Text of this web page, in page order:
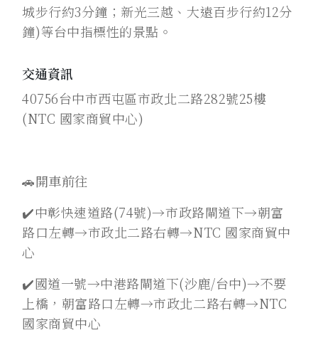
城步行約3分鐘；新光三越、大遠百步行約12分
鐘)等台中指標性的景點。
交通資訊
40756台中市西屯區市政北二路282號25樓
(NTC 國家商貿中心)
🚗開車前往
✔️中彰快速道路(74號)→市政路閘道下→朝富
路口左轉→市政北二路右轉→NTC 國家商貿中
心
✔️國道一號→中港路閘道下(沙鹿/台中)→不要
上橋，朝富路口左轉→市政北二路右轉→NTC
國家商貿中心